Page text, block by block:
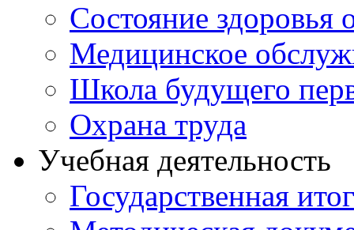
Состояние
Медицинское
Школа будущего
Охрана труда
Учебная деятельность
Государственная